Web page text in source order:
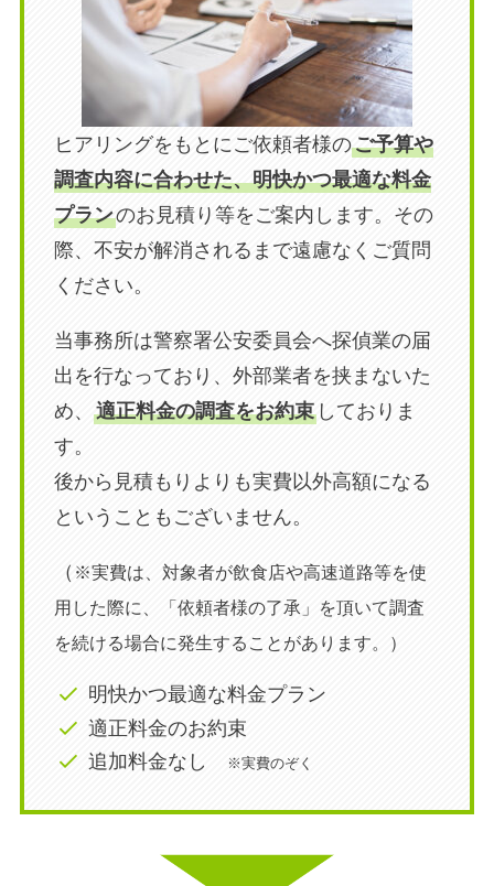
ヒアリングをもとにご依頼者様のご予算や
調査内容に合わせた、明快かつ最適な料金
プランのお見積り等をご案内します。その
際、不安が解消されるまで遠慮なくご質問
ください。
当事務所は警察署公安委員会へ探偵業の届
出を行なっており、外部業者を挟まないた
め、 適正料金の調査をお約束しておりま
す。
後から見積もりよりも実費以外高額になる
ということもございません。
（ ※実費は、対象者が飲食店や高速道路等を使
用した際に、「依頼者様の了承」を頂いて調査
を続ける場合に発生することがあります。）
明快かつ最適な料金プラン
適正料金のお約束
追加料金なし
※実費のぞく